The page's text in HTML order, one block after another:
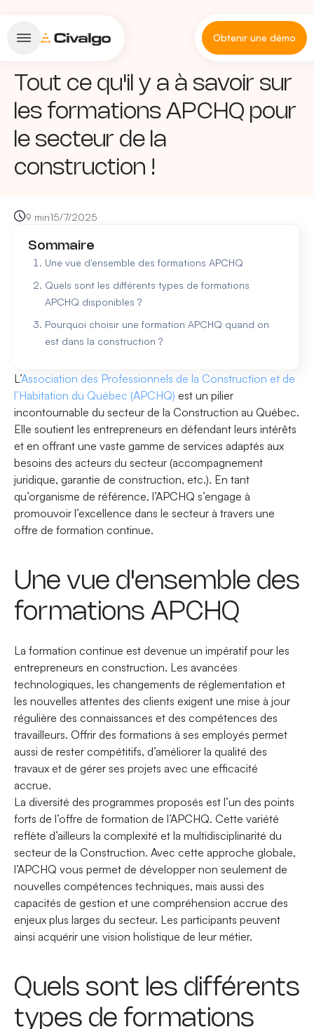
Obtenir une démo
Tout ce qu'il y a à savoir sur
les formations APCHQ pour
le secteur de la
construction !
9 min15/7/2025
Sommaire
Une vue d'ensemble des formations APCHQ
Quels sont les différents types de formations
APCHQ disponibles ?
Pourquoi choisir une formation APCHQ quand on
est dans la construction ?
L’Association des Professionnels de la Construction et de
l’Habitation du Québec (APCHQ) est un pilier
incontournable du secteur de la Construction au Québec.
Elle soutient les entrepreneurs en défendant leurs intérêts
et en offrant une vaste gamme de services adaptés aux
besoins des acteurs du secteur (accompagnement
juridique, garantie de construction, etc.). En tant
qu’organisme de référence, l’APCHQ s’engage à
promouvoir l’excellence dans le secteur à travers une
offre de formation continue.
Une vue d'ensemble des
formations APCHQ
La formation continue est devenue un impératif pour les
entrepreneurs en construction. Les avancées
technologiques, les changements de réglementation et
les nouvelles attentes des clients exigent une mise à jour
régulière des connaissances et des compétences des
travailleurs. Offrir des formations à ses employés permet
aussi de rester compétitifs, d’améliorer la qualité des
travaux et de gérer ses projets avec une efficacité
accrue.
La diversité des programmes proposés est l’un des points
forts de l’offre de formation de l’APCHQ. Cette variété
reflète d’ailleurs la complexité et la multidisciplinarité du
secteur de la Construction. Avec cette approche globale,
l’APCHQ vous permet de développer non seulement de
nouvelles compétences techniques, mais aussi des
capacités de gestion et une compréhension accrue des
enjeux plus larges du secteur. Les participants peuvent
ainsi acquérir une vision holistique de leur métier.
Quels sont les différents
types de formations